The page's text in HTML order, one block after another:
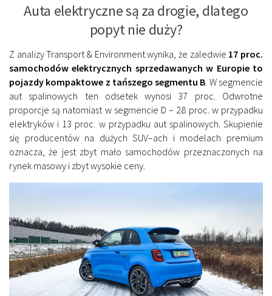
Auta elektryczne są za drogie, dlatego
popyt nie duży?
Z analizy Transport & Environment wynika, że ​​zaledwie 17 proc.
samochodów elektrycznych sprzedawanych w Europie to
pojazdy kompaktowe z tańszego segmentu B . W segmencie
aut spalinowych ten odsetek wynosi 37 proc. Odwrotne
proporcje są natomiast w segmencie D – 28 proc. w przypadku
elektryków i 13 proc. w przypadku aut spalinowych. Skupienie
się producentów na dużych SUV–ach i modelach premium
oznacza, że ​​jest zbyt mało samochodów przeznaczonych na
rynek masowy i zbyt wysokie ceny.